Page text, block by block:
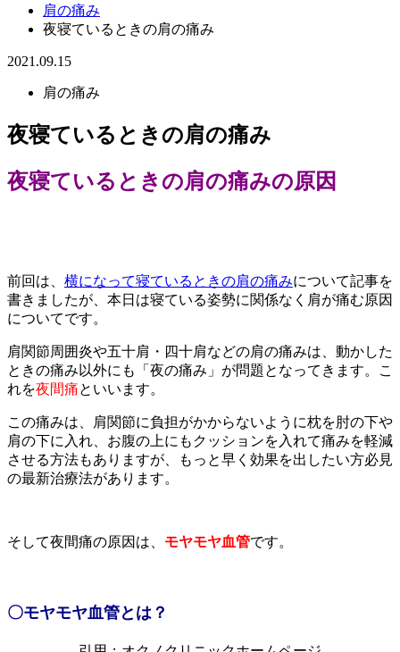
肩の痛み
夜寝ているときの肩の痛み
2021.09.15
肩の痛み
夜寝ているときの肩の痛み
夜寝ているときの肩の痛みの原因
前回は、 横になって寝ているときの肩の痛みについて記事を
書きましたが、本日は寝ている姿勢に関係なく肩が痛む原因
についてです。
肩関節周囲炎や五十肩・四十肩などの肩の痛みは、動かした
ときの痛み以外にも「夜の痛み」が問題となってきます。こ
れを夜間痛といいます。
この痛みは、肩関節に負担がかからないように枕を肘の下や
肩の下に入れ、お腹の上にもクッションを入れて痛みを軽減
させる方法もありますが、もっと早く効果を出したい方必見
の最新治療法があります。
そして夜間痛の原因は、 モヤモヤ血管です。
〇モヤモヤ血管とは？